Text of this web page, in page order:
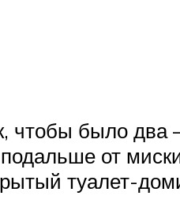
чтобы было
от
туалет-